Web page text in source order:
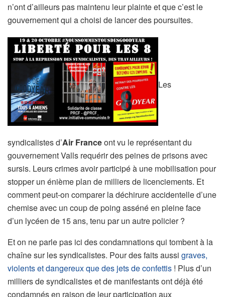
n’ont d’ailleurs pas maintenu leur plainte et que c’est le
gouvernement qui a choisi de lancer des poursuites.
Les
syndicalistes d’Air Franceont vu le représentant du
gouvernement Valls requérir des peines de prisons avec
sursis. Leurs crimes avoir participé à une mobilisation pour
stopper un énième plan de milliers de licenciements. Et
comment peut-on comparer la déchirure accidentelle d’une
chemise avec un coup de poing asséné en pleine face
d’un lycéen de 15 ans, tenu par un autre policier ?
Et on ne parle pas ici des condamnations qui tombent à la
chaîne sur les syndicalistes. Pour des faits aussi graves,
violents et dangereux que des jets de confettis ! Plus d’un
milliers de syndicalistes et de manifestants ont déjà été
condamnés en raison de leur participation aux